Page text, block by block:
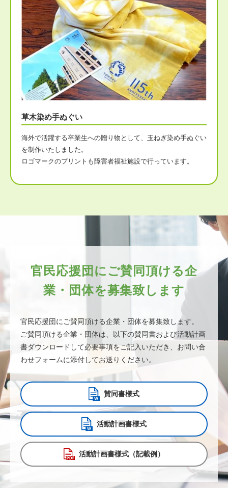
草木染め手ぬぐい
海外で活躍する卒業生への贈り物として、玉ねぎ染め手ぬぐい
を制作いたしました。
ロゴマークのプリントも障害者福祉施設で行っています。
官民応援団にご賛同頂ける企
業・団体を募集致します
官民応援団にご賛同頂ける企業・団体を募集致します。
ご賛同頂ける企業・団体は、以下の賛同書および活動計画
書ダウンロードして必要事項をご記入いただき、お問い合
わせフォームに添付してお送りください。
賛同書様式
活動計画書様式
活動計画書様式（記載例）